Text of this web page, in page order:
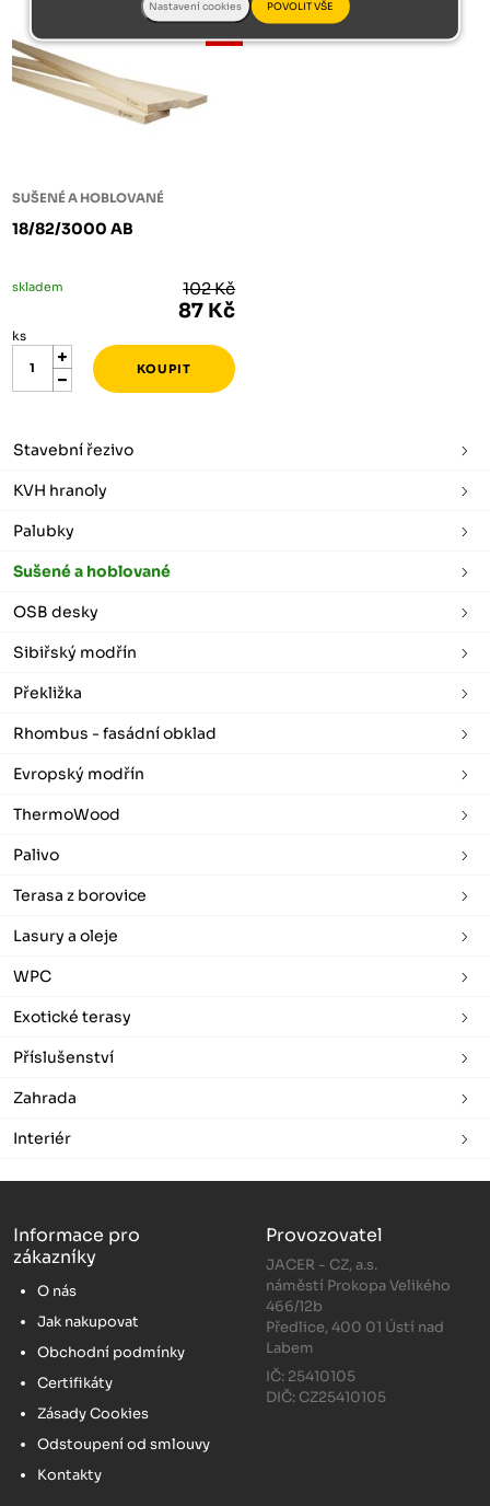
SUŠENÉ A HOBLOVANÉ
18/82/3000 AB
-15%
AKCE
skladem 102 Kč
87 Kč
ks
Stavební řezivo
KVH hranoly
Palubky
Sušené a hoblované
OSB desky
Sibiřský modřín
Překližka
Rhombus - fasádní obklad
Evropský modřín
ThermoWood
Palivo
Terasa z borovice
Lasury a oleje
WPC
Exotické terasy
Příslušenství
Zahrada
Interiér
Informace pro
zákazníky
O nás
Jak nakupovat
Obchodní podmínky
Certifikáty
Zásady Cookies
Odstoupení od smlouvy
Kontakty
Provozovatel
JACER - CZ, a.s.
náměstí Prokopa Velikého
466/12b
Předlice, 400 01 Ústí nad
Labem
IČ: 25410105
DIČ: CZ25410105